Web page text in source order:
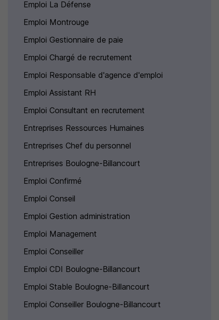
Emploi La Défense
Emploi Montrouge
Emploi Gestionnaire de paie
Emploi Chargé de recrutement
Emploi Responsable d'agence d'emploi
Emploi Assistant RH
Emploi Consultant en recrutement
Entreprises Ressources Humaines
Entreprises Chef du personnel
Entreprises Boulogne-Billancourt
Emploi Confirmé
Emploi Conseil
Emploi Gestion administration
Emploi Management
Emploi Conseiller
Emploi CDI Boulogne-Billancourt
Emploi Stable Boulogne-Billancourt
Emploi Conseiller Boulogne-Billancourt